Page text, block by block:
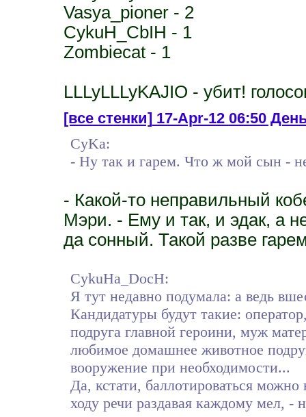
Vasya_pioner - 2
CykuH_CbIH - 1
Zombiecat - 1
LLLyLLLyKAJIO - убит!
[все стенки]17-Apr-12 06:50
CyKa:
- Ну так и гарем. Что ж мой сын -
- Какой-то неправильный
Мэри. - Ему и так, и эдак, а
да сонный. Такой разве
CykuHa_DocH:
Я тут недавно подумала: а ведь
Кандидатуры будут такие:
подруга главной героини, муж
любимое домашнее животное
вооружение при необходимости...
Да, кстати, баллотироваться
ходу речи раздавая каждому мел, -